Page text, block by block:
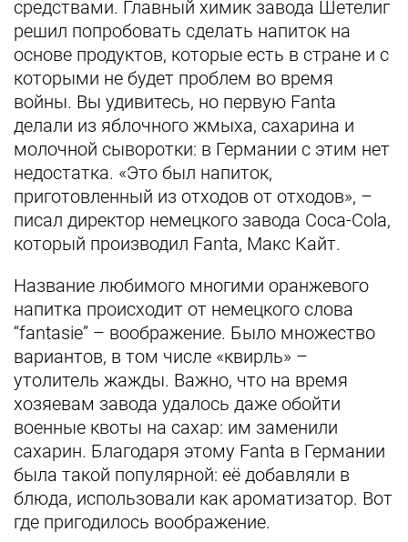
средствами. Главный химик завода Шетелиг
решил попробовать сделать напиток на
основе продуктов, которые есть в стране и с
которыми не будет проблем во время
войны. Вы удивитесь, но первую Fanta
делали из яблочного жмыха, сахарина и
молочной сыворотки: в Германии с этим нет
недостатка. «Это был напиток,
приготовленный из отходов от отходов», –
писал директор немецкого завода Coca-Cola,
который производил Fanta, Макс Кайт.
Название любимого многими оранжевого
напитка происходит от немецкого слова
“fantasie” – воображение. Было множество
вариантов, в том числе «квирль» –
утолитель жажды. Важно, что на время
хозяевам завода удалось даже обойти
военные квоты на сахар: им заменили
сахарин. Благодаря этому Fanta в Германии
была такой популярной: её добавляли в
блюда, использовали как ароматизатор. Вот
где пригодилось воображение.